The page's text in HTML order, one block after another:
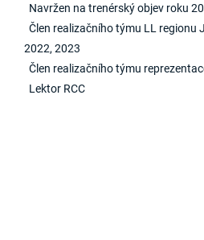
Navržen na trenérský objev roku
Člen realizačního týmu LL regionu
2022, 2023
Člen realizačního týmu
Lektor RCC